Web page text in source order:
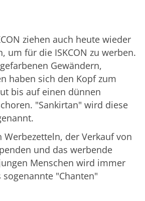
ziehen auch heute wieder
um für die ISKCON zu werben.
Gewändern,
haben sich den Kopf zum
bis auf einen dünnen
"Sankirtan" wird diese
Werbezetteln, der Verkauf von
und das werbende
Menschen wird immer
"Chanten"